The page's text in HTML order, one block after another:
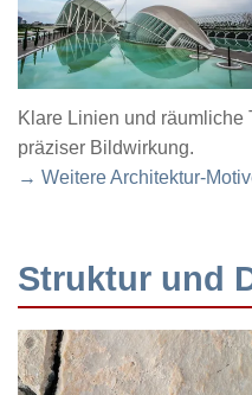
Klare Linien und räumliche
präziser Bildwirkung.
→ Weitere Architektur-
Struktur und